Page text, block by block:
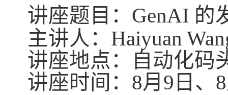
讲座题目： GenAI 的
主讲人： Haiyuan
讲座地点：
自动化码
讲座时间： 8月 9 日、 8